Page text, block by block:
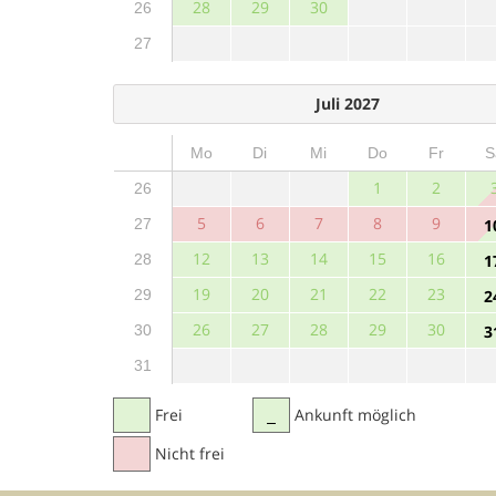
26 28 29 30
27
Juli 2027
Mo Di Mi Do Fr
26
1 2
27 5 6 7 8 9
28 12 13 14 15 16
29 19 20 21 22 23
30 26 27 28 29 30
31
Frei
Nicht frei
Ankunft möglich